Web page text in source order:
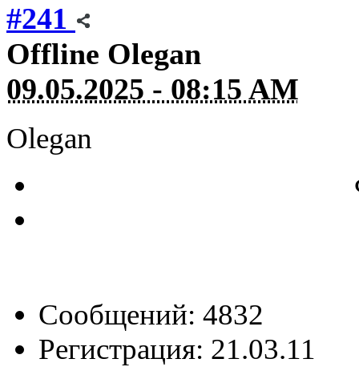
#241
Offline Olegan
09.05.2025 - 08:15 AM
Olegan
Сообщений: 4832
Регистрация: 21.03.11